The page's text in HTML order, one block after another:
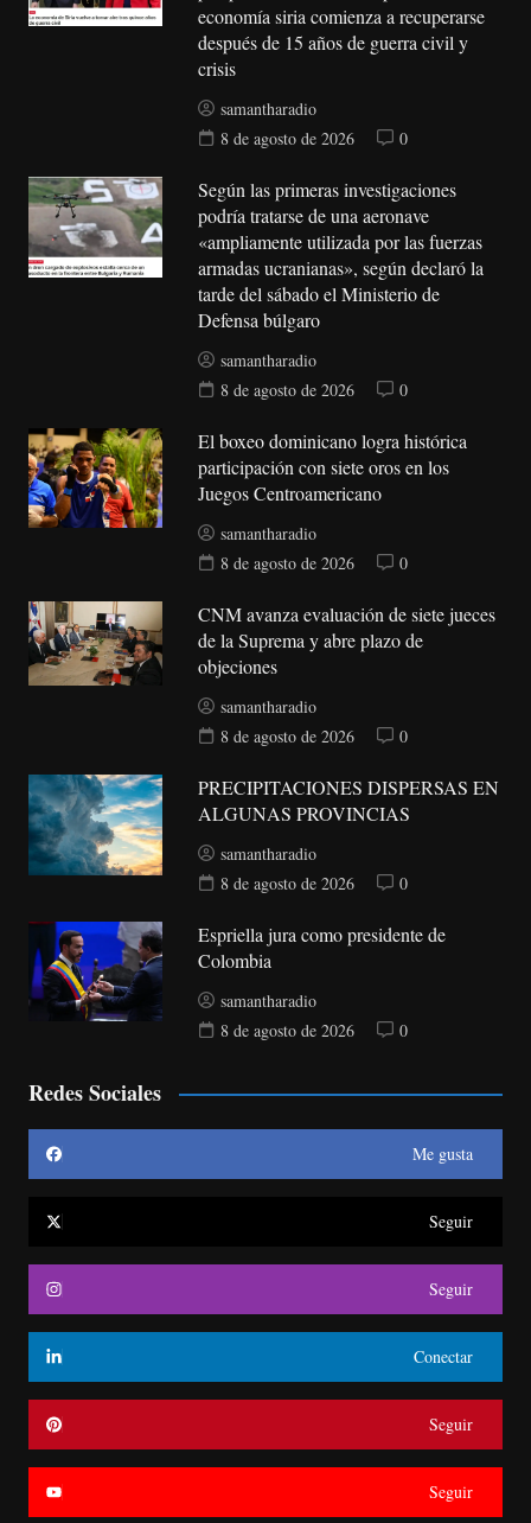
economía siria comienza a recuperarse
después de 15 años de guerra civil y
crisis
samantharadio
8 de agosto de 2026
0
Según las primeras investigaciones
podría tratarse de una aeronave
«ampliamente utilizada por las fuerzas
armadas ucranianas», según declaró la
tarde del sábado el Ministerio de
Defensa búlgaro
samantharadio
8 de agosto de 2026
0
El boxeo dominicano logra histórica
participación con siete oros en los
Juegos Centroamericano
samantharadio
8 de agosto de 2026
0
CNM avanza evaluación de siete jueces
de la Suprema y abre plazo de
objeciones
samantharadio
8 de agosto de 2026
0
PRECIPITACIONES DISPERSAS EN
ALGUNAS PROVINCIAS
samantharadio
8 de agosto de 2026
0
Espriella jura como presidente de
Colombia
samantharadio
8 de agosto de 2026
0
Redes Sociales
Me gusta
Seguir
Seguir
Conectar
Seguir
Seguir